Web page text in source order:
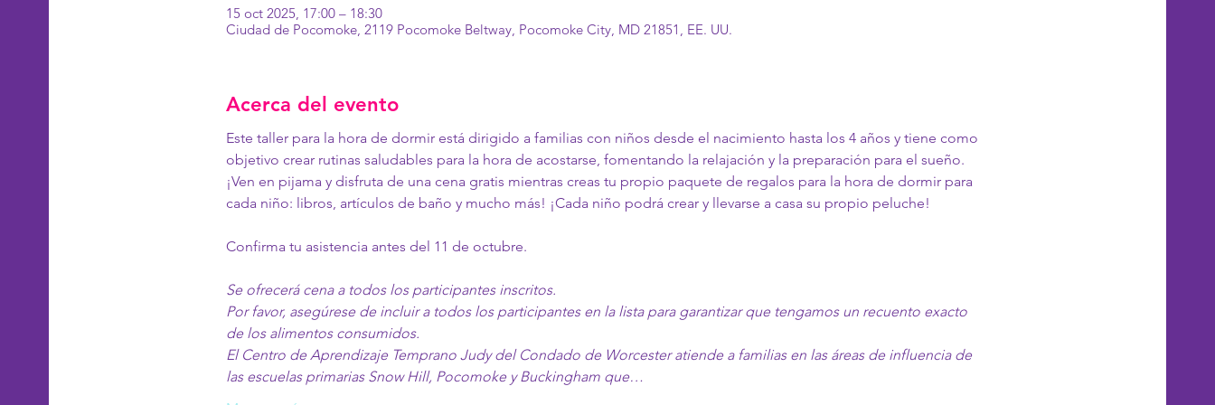
15 oct 2025, 17:00 – 18:30
Ciudad de Pocomoke, 2119 Pocomoke Beltway, Pocomoke City, MD 21851, EE. UU.
Acerca del evento
Este taller para la hora de dormir está dirigido a familias con niños desde el nacimiento hasta los 4 años y tiene como
objetivo crear rutinas saludables para la hora de acostarse, fomentando la relajación y la preparación para el sueño.
¡Ven en pijama y disfruta de una cena gratis mientras creas tu propio paquete de regalos para la hora de dormir para
cada niño: libros, artículos de baño y mucho más! ¡Cada niño podrá crear y llevarse a casa su propio peluche!
Confirma tu asistencia antes del 11 de octubre.
Se ofrecerá cena a todos los participantes inscritos.
Por favor, asegúrese de incluir a todos los participantes en la lista para garantizar que tengamos un recuento exacto
de los alimentos consumidos.
El Centro de Aprendizaje Temprano Judy del Condado de Worcester atiende a familias en las áreas de influencia de
las escuelas primarias Snow Hill, Pocomoke y Buckingham que…